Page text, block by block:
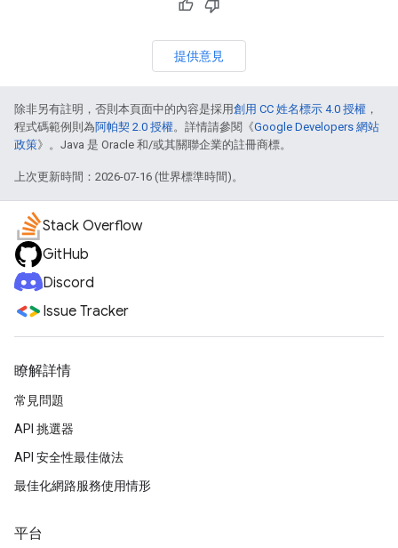
提供意見
除非另有註明，否則本頁面中的內容是採用創用 CC 姓名標示 4.0 授權 ，
程式碼範例則為阿帕契 2.0 授權。詳情請參閱《Google Developers 網站
政策》。Java 是 Oracle 和/或其關聯企業的註冊商標。
上次更新時間：2026-07-16 (世界標準時間)。
Stack Overflow
GitHub
Discord
Issue Tracker
瞭解詳情
常見問題
API 挑選器
API 安全性最佳做法
最佳化網路服務使用情形
平台